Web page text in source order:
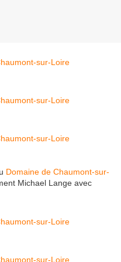
Domaine de Chaumont-sur-
Michael Lange avec